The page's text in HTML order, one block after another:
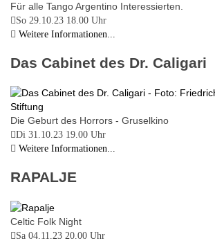
Für alle Tango Argentino Interessierten.
So 29.10.23 18.00 Uhr
Weitere Informationen...
Das Cabinet des Dr. Caligari
Die Geburt des Horrors - Gruselkino
Di 31.10.23 19.00 Uhr
Weitere Informationen...
RAPALJE
Celtic Folk Night
Sa 04.11.23 20.00 Uhr